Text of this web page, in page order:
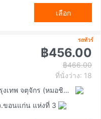
เลือก
รถทัวร์
฿456.00
฿466.00
ที่นั่งว่าง: 18
สถานีขนส่งผู้โดยสารกรุงเทพ จตุจักร (หมอชิต2)
ขอนแก่น แห่งที่ 3